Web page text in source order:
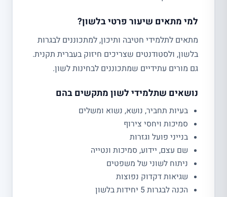
למי מתאים שיעור פרטי בלשון?
מתאים לתלמידי חטיבה ותיכון, למתכוננים לבגרות
בלשון, ולסטודנטים שצריכים חיזוק בעברית תקנית.
גם מורים עתידיים שמתכוננים לבחינות לשון.
נושאים שתלמידי לשון מתקשים בהם
בעיות תחביר, נושא, נשוא ומשלים
סמיכות ויחסי צירוף
בנייני פועל וגזרות
שם עצם, יידוע, סמיכות ונטייה
ניתוח לשוני של משפטים
שגיאות דקדוק נפוצות
הכנה לבגרות 5 יחידות בלשון